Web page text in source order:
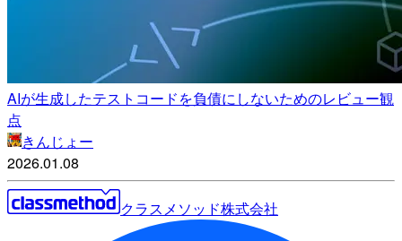
AIが生成したテストコードを負債にしないためのレビュー観
点
きんじょー
2026.01.08
クラスメソッド株式会社